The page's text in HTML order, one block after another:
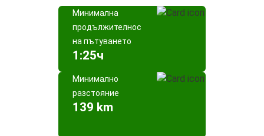
Минимална
продължителност
на пътуването
1:25ч
Минимално
разстояние
139 km